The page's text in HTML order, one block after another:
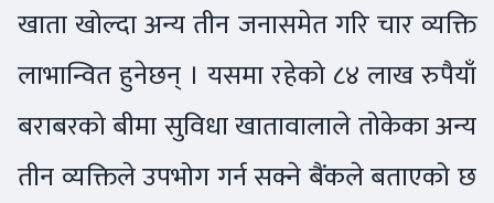
खाता खोल्दा अन्य तीन जनासमेत गरि चार व्यक्ति
लाभान्वित हुनेछन् । यसमा रहेको ८४ लाख रुपैयाँ
बराबरको बीमा सुविधा खातावालाले तोकेका अन्य
तीन व्यक्तिले उपभोग गर्न सक्ने बैंकले बताएको छ